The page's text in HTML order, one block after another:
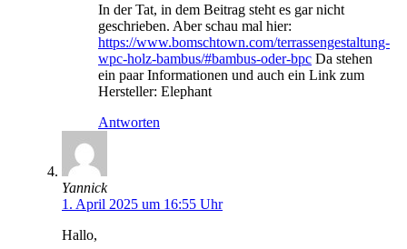
In der Tat, in dem Beitrag steht es gar nicht
geschrieben. Aber schau mal hier:
https://www.bomschtown.com/terrassengestaltung-
wpc-holz-bambus/#bambus-oder-bpc Da stehen
ein paar Informationen und auch ein Link zum
Hersteller: Elephant
Antworten
Yannick
1. April 2025 um 16:55 Uhr
Hallo,